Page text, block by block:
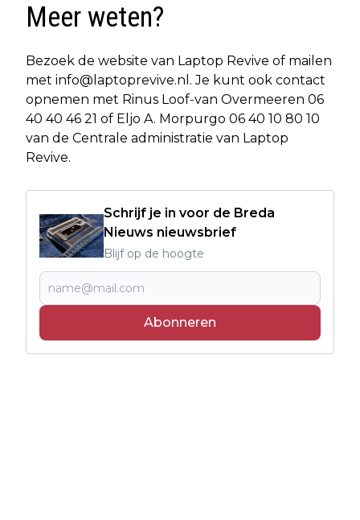
Meer weten?
Bezoek de website van Laptop Revive of mailen
met info@laptoprevive.nl . Je kunt ook contact
opnemen met Rinus Loof-van Overmeeren 06
40 40 46 21 of Eljo A. Morpurgo 06 40 10 80 10
van de Centrale administratie van Laptop
Revive.
Schrijf je in voor de Breda
Nieuws nieuwsbrief
Blijf op de hoogte
Abonneren